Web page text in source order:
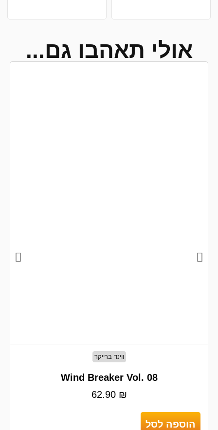
אולי תאהבו גם...
ווינד ברייקר
Wind Breaker Vol. 08
62.90 ₪
הוספה לסל